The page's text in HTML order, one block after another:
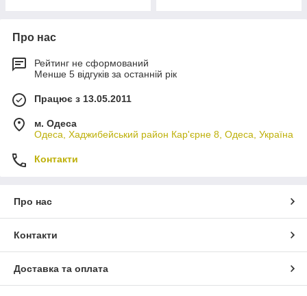
Про нас
Рейтинг не сформований
Менше 5 відгуків за останній рік
Працює з 13.05.2011
м. Одеса
Одеса, Хаджибейський район Кар'єрне 8, Одеса, Україна
Контакти
Про нас
Контакти
Доставка та оплата